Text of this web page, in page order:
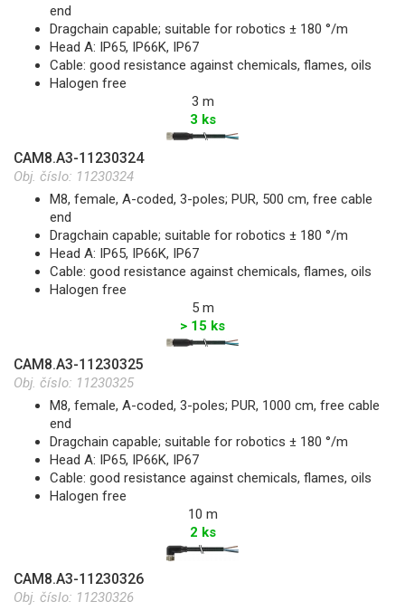
end
Dragchain capable; suitable for robotics ± 180 °/m
Head A: IP65, IP66K, IP67
Cable: good resistance against chemicals, flames, oils
Halogen free
3 m
3 ks
CAM8.A3-11230324
Obj. číslo: 11230324
M8, female, A-coded, 3-poles; PUR, 500 cm, free cable
end
Dragchain capable; suitable for robotics ± 180 °/m
Head A: IP65, IP66K, IP67
Cable: good resistance against chemicals, flames, oils
Halogen free
5 m
> 15 ks
CAM8.A3-11230325
Obj. číslo: 11230325
M8, female, A-coded, 3-poles; PUR, 1000 cm, free cable
end
Dragchain capable; suitable for robotics ± 180 °/m
Head A: IP65, IP66K, IP67
Cable: good resistance against chemicals, flames, oils
Halogen free
10 m
2 ks
CAM8.A3-11230326
Obj. číslo: 11230326